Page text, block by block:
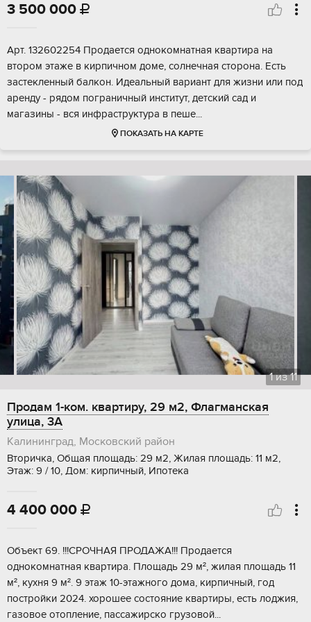
3 500 000 
Арт. 132602254 Продается однокомнатная квартира на
втором этаже в кирпичном доме, солнечная сторона. Есть
застекленный балкон. Идеальный вариант для жизни или под
аренду - рядом пограничный институт, детский сад и
магазины - вся инфраструктура в пеше...
ПОКАЗАТЬ НА КАРТЕ
1из11
Продам 1-ком. квартиру, 29 м2, Флагманская
улица, 3А
Калининград, Московский район
Вторичка, Общая площадь: 29 м2, Жилая площадь: 11 м2,
Этаж: 9 / 10, Дом: кирпичный, Ипотека
4 400 000 
Объект 69. !!!СРОЧНАЯ ПРОДАЖА!!! Продается
однокомнатная квартира. Площадь 29 м², жилая площадь 11
м², кухня 9 м². 9 этаж 10-этажного дома, кирпичный, год
постройки 2024. хорошее состояние квартиры, есть лоджия,
газовое отопление, пассажирско грузовой...